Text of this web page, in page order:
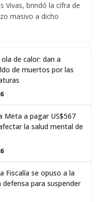
Vivas, brindó la cifra de
masivo a dicho
de calor: dan a
de muertos por las
Meta a pagar US$567
la salud mental de
Fiscalía se opuso a la
defensa para suspender